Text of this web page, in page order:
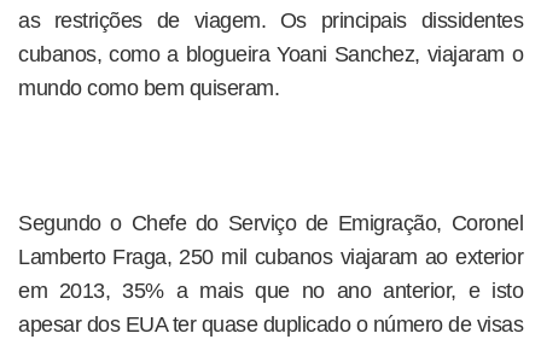
as restrições de viagem. Os principais dissidentes
cubanos, como a blogueira Yoani Sanchez, viajaram o
mundo como bem quiseram.
Segundo o Chefe do Serviço de Emigração, Coronel
Lamberto Fraga, 250 mil cubanos viajaram ao exterior
em 2013, 35% a mais que no ano anterior, e isto
apesar dos EUA ter quase duplicado o número de visas